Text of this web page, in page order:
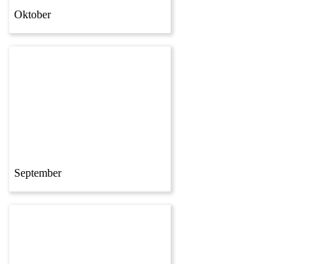
Oktober
September